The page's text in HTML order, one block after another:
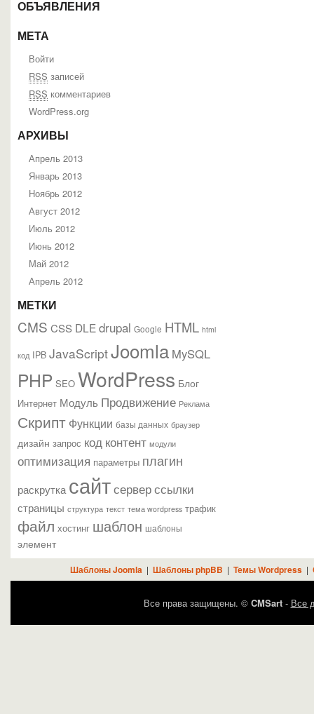
ОБЪЯВЛЕНИЯ
МЕТА
Войти
RSS записей
RSS комментариев
WordPress.org
АРХИВЫ
Апрель 2013
Январь 2013
Ноябрь 2012
Август 2012
Июль 2012
Июнь 2012
Май 2012
Апрель 2012
МЕТКИ
CMS CSS DLEdrupal Google HTML html
код IPB JavaScriptJoomla MySQL
PHP SEO WordPress Блог
Интернет Модуль Продвижение Реклама
Скрипт Функции базы данных браузер
дизайн запрос код контент модули
оптимизация параметры плагин
раскрутка сайтсерверссылки
страницы структура текст тема wordpress трафик
файл хостинг шаблон шаблоны
элемент
Шаблоны Joomla | Шаблоны phpBB | Темы Wordpress|
Все права защищены. © CMSart- Все